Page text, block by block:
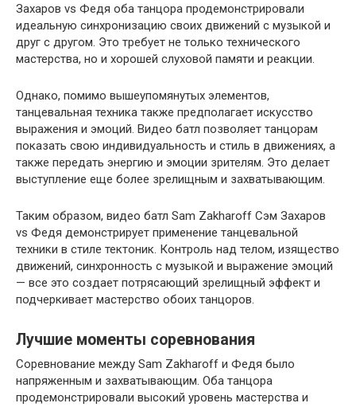
Захаров vs Федя оба танцора продемонстрировали
идеальную синхронизацию своих движений с музыкой и
друг с другом. Это требует не только технического
мастерства, но и хорошей слуховой памяти и реакции.
Однако, помимо вышеупомянутых элементов,
танцевальная техника также предполагает искусство
выражения и эмоций. Видео батл позволяет танцорам
показать свою индивидуальность и стиль в движениях, а
также передать энергию и эмоции зрителям. Это делает
выступление еще более зрелищным и захватывающим.
Таким образом, видео батл Sam Zakharoff Сэм Захаров
vs Федя демонстрирует применение танцевальной
техники в стиле тектоник. Контроль над телом, изящество
движений, синхронность с музыкой и выражение эмоций
— все это создает потрясающий зрелищный эффект и
подчеркивает мастерство обоих танцоров.
Лучшие моменты соревнования
Соревнование между Sam Zakharoff и Федя было
напряженным и захватывающим. Оба танцора
продемонстрировали высокий уровень мастерства и